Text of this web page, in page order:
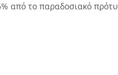
από το παραδοσιακό